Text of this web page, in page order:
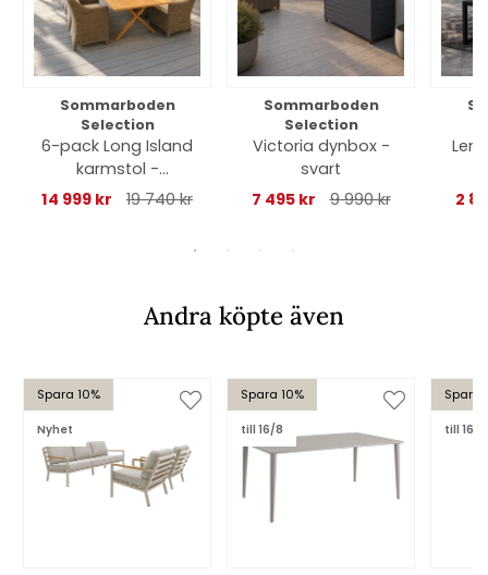
Sommarboden
Selection
6-pack Long Island
karmstol -
natur/beige
14 999 kr 19 740 kr
Sommarboden
Selection
Victoria dynbox -
svart
7 495 kr
9 990 kr
2
Andra köpte även
Spara 10%
Nyhet
Spara 10%
till 16/8
Spara
till 16/8